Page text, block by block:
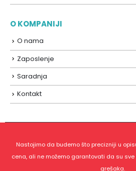
O KOMPANIJI
O nama
Zaposlenje
Saradnja
Kontakt
Nastojimo da budemo što precizniji u
cena, ali ne možemo garantovati da su
grešaka.